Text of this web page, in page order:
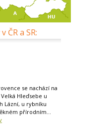
ČR a SR:
se nachází na
Hleďsebe u
Lázní, u rybníku
přírodním...